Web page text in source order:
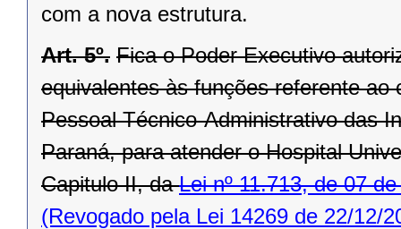
com a nova estrutura.
Art. 5º. Fica o Poder Executivo
equivalentes às funções referente
Pessoal Técnico-Administrativo das
Paraná, para atender o Hospital
Capitulo II, daLei nº 11.713, de 07
(Revogado pela Lei 14269 de 22/12/